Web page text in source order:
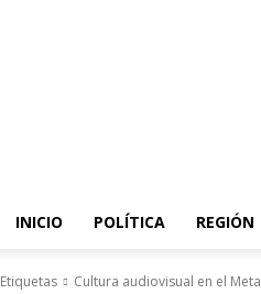
INICIO POLÍTICA REGIÓN
Etiquetas Cultura audiovisual en el Meta